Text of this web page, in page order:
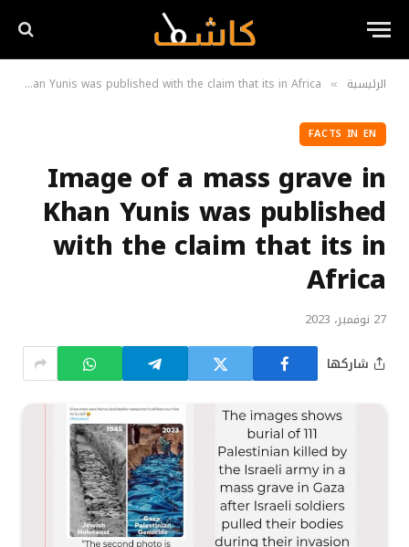
الرئيسية »
Image of a mass grave in Khan Yunis was published with the claim that its in Africa
FACTS IN EN
Image of a mass grave in
Khan Yunis was published
with the claim that its in
Africa
27 نوفمبر، 2023
شاركها